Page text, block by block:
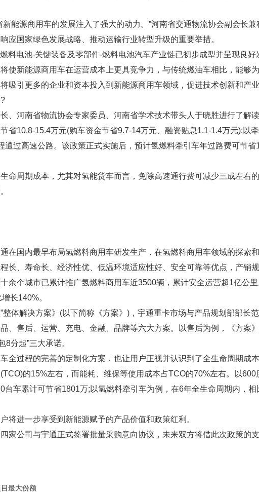
能源商用车的发展注入了强大的动力。”河南省交通物流协会副会长
应国家绿色发展战略、推动运输行业转型升级的重要举措。
料电池-关键装备及零部件-燃料电池汽车产业链已初步成型并呈现良好
使新能源商用车在运营成本上更具竞争力，与传统燃油车相比，能够
吸引更多的企业和资本投入到新能源商用车领域，促进技术创新和产
、河南省物流协会专家委员、河南省学术技术带头人于晓胜进行了解读
省10.8-15.4万元(购车资金节省9.7-14万元、融资贴息1.1-1.4万元);以
过高速公路。该政策正式实施后，预计氢燃料牵引车年过路费可节
命周期成本，尤其对氢能货车而言，免除高速通行费可减少三成左右
在国内最早布局氢燃料商用车研发生产，在氢燃料商用车领域的探索
长、寿命长、经济性优、低温环境适应性好、安全可靠等优点，产销
余个城市已累计推广氢燃料商用车近3500辆，累计安全运营超1亿公
长140%。
体解决方案》(以下简称《方案》)，宇通重卡市场与产品规划部部长
、售后、运营、充电、金融、品牌等六大方案。以售后为例，《方案
分起”三大承诺。
全过程的完善的定制化方案，也让用户正视并认识到了全生命周期成
的15%左右，而能耗、维保等使用成本占TCO的70%左右。以
车累计可节省1801万;以氢燃料牵引车为例，在6年全生命周期内，
将进一步享受到新能源赋予的产品价值和政策红利。
家公司与宇通正式签署批量采购意向协议，未来双方将借此次政策的
最大份额